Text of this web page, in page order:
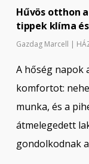
Hűvös otthon
tippek klíma
Gazdag Marcell |
A hőség napok
komfortot:
munka, és a
átmelegedett
gondolkodnak